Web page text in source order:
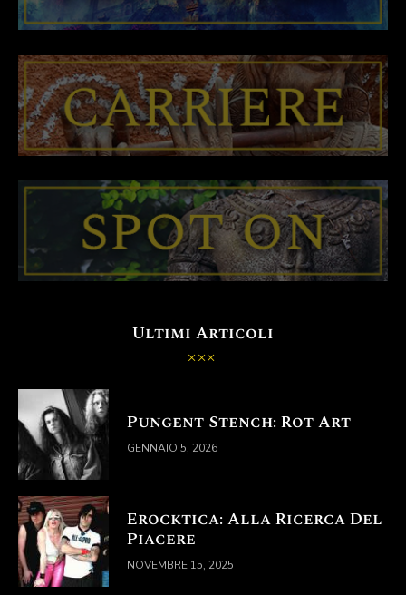
Ultimi Articoli
Pungent Stench: Rot Art
GENNAIO 5, 2026
Erocktica: Alla Ricerca Del
Piacere
NOVEMBRE 15, 2025